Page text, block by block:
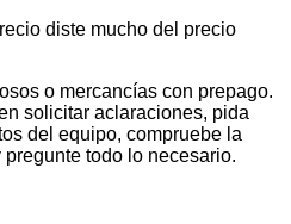
diste mucho del precio
o mercancías con prepago.
solicitar aclaraciones, pida
del equipo, compruebe la
todo lo necesario.